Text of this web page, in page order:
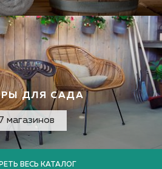
ДЛЯ САДА
магазинов
ВЕСЬ КАТАЛОГ